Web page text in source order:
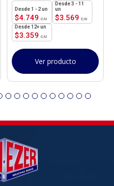
$4.749
1 - 2un
$3.569
3 - 11
un
$3.359
12+ un
Ver producto